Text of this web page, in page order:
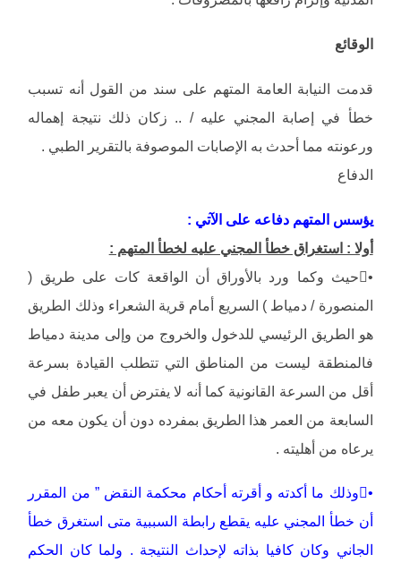
الوقائع
قدمت النيابة العامة المتهم على سند من القول أنه تسبب
خطأ في إصابة المجني عليه / .. زكان ذلك نتيجة إهماله
ورعونته مما أحدث به الإصابات الموصوفة بالتقرير الطبي .
الدفاع
يؤسس المتهم دفاعه على الآتي :
أولا : استغراق خطأ المجني عليه لخطأ المتهم :
•حيث وكما ورد بالأوراق أن الواقعة كات على طريق (
المنصورة / دمياط ) السريع أمام قرية الشعراء وذلك الطريق
هو الطريق الرئيسي للدخول والخروج من وإلى مدينة دمياط
فالمنطقة ليست من المناطق التي تتطلب القيادة بسرعة
أقل من السرعة القانونية كما أنه لا يفترض أن يعبر طفل في
السابعة من العمر هذا الطريق بمفرده دون أن يكون معه من
يرعاه من أهليته .
•وذلك ما أكدته و أقرته أحكام محكمة النقض ” من المقرر
أن خطأ المجني عليه يقطع رابطة السببية متى استغرق خطأ
الجاني وكان كافيا بذاته لإحداث النتيجة . ولما كان الحكم